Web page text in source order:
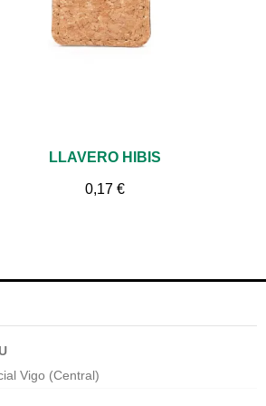
Vista rápida
LLAVERO HIBIS
0,17 €
Vigo (Central)